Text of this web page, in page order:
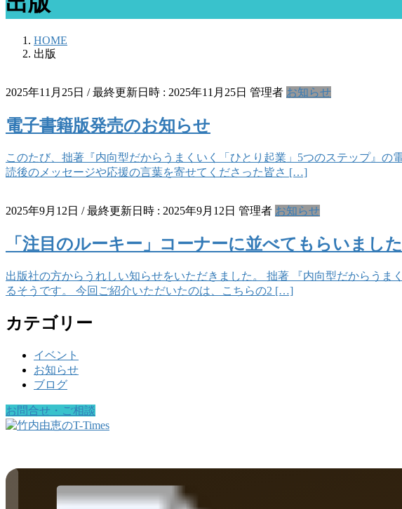
HOME
出版
2025年11月25日 / 最終更新日時 : 2025年11月25日 管理者 お知らせ
電子書籍版発売のお知らせ
このたび、拙著『内向型だからうまくいく「ひとり起業」5つのステップ』
読後のメッセージや応援の言葉を寄せてくださった皆さ […]
2025年9月12日 / 最終更新日時 : 2025年9月12日 管理者 お知らせ
「注目のルーキー」コーナーに並べてもらいました
出版社の方からうれしい知らせをいただきました。 拙著 『内向型だからう
るそうです。 今回ご紹介いただいたのは、こちらの2 […]
カテゴリー
イベント
お知らせ
ブログ
お問合せ・ご相談